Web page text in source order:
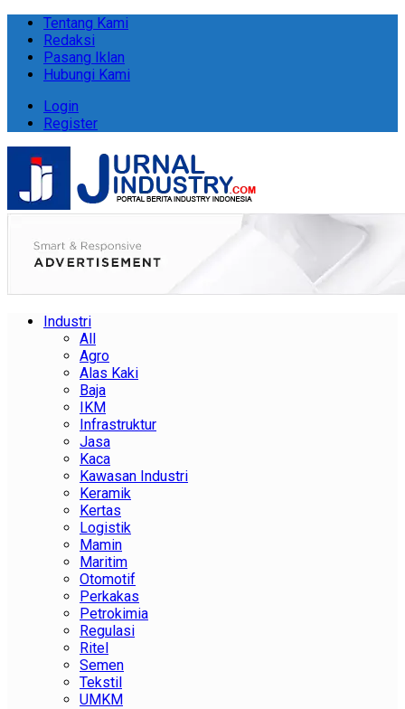
Tentang Kami
Redaksi
Pasang Iklan
Hubungi Kami
Login
Register
Industri
All
Agro
Alas Kaki
Baja
IKM
Infrastruktur
Jasa
Kaca
Kawasan Industri
Keramik
Kertas
Logistik
Mamin
Maritim
Otomotif
Perkakas
Petrokimia
Regulasi
Ritel
Semen
Tekstil
UMKM